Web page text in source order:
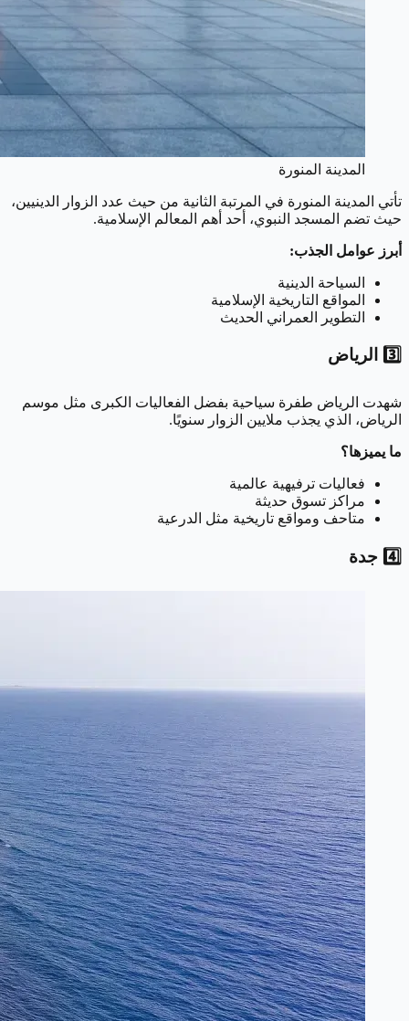
المدينة المنورة
تأتي المدينة المنورة في المرتبة الثانية من حيث عدد الزوار الدينيين،
حيث تضم المسجد النبوي، أحد أهم المعالم الإسلامية.
أبرز عوامل الجذب:
السياحة الدينية
المواقع التاريخية الإسلامية
التطوير العمراني الحديث
3️⃣ الرياض
شهدت الرياض طفرة سياحية بفضل الفعاليات الكبرى مثل موسم
الرياض، الذي يجذب ملايين الزوار سنويًا.
ما يميزها؟
فعاليات ترفيهية عالمية
مراكز تسوق حديثة
متاحف ومواقع تاريخية مثل الدرعية
4️⃣ جدة